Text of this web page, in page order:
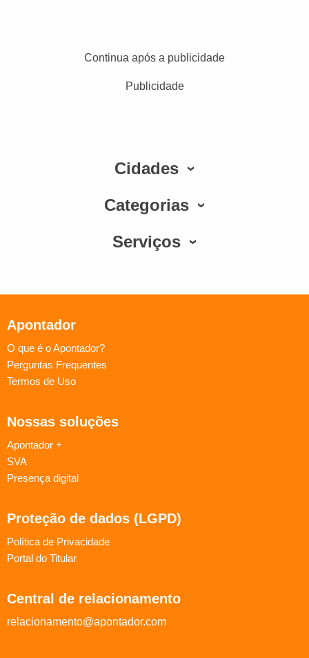
Continua após a publicidade
Publicidade
Cidades
Categorias
Serviços
Apontador
O que é o Apontador?
Perguntas Frequentes
Termos de Uso
Nossas soluções
Apontador +
SVA
Presença digital
Proteção de dados (LGPD)
Política de Privacidade
Portal do Titular
Central de relacionamento
relacionamento@apontador.com